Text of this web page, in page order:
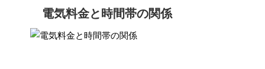
電気料金と時間帯の関係